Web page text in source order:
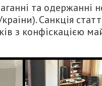
та одержанні
Санкція
з конфіскацією